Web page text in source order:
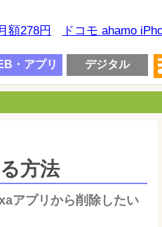
額278円 ドコモ ahamo
・アプリ デジタル
方法
アプリから削除したい